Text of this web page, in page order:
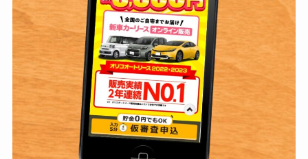
分のものにならない
ため、
所有感がない点もデ
メリットでした。
状態が悪かった場合
や、